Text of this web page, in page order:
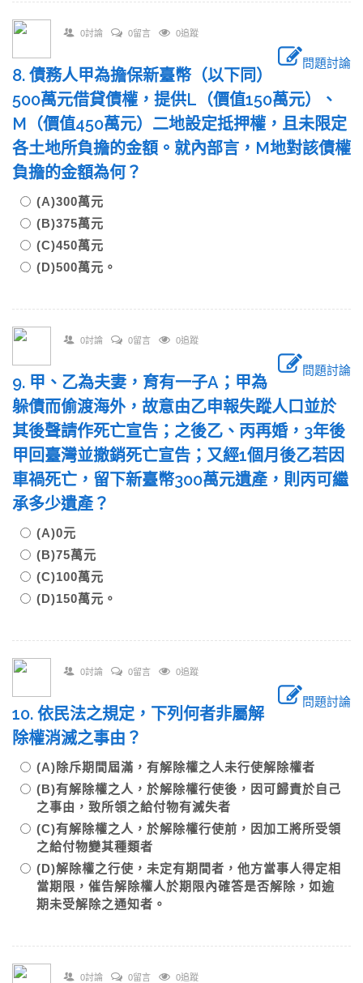
0討論 0留言 0追蹤
問題討論
8. 債務人甲為擔保新臺幣（以下同）
500萬元借貸債權，提供L（價值150萬元）、
M（價值450萬元）二地設定抵押權，且未限定
各土地所負擔的金額。就內部言，M地對該債權
負擔的金額為何？
(A)300萬元
(B)375萬元
(C)450萬元
(D)500萬元。
0討論 0留言 0追蹤
問題討論
9. 甲、乙為夫妻，育有一子A；甲為
躲債而偷渡海外，故意由乙申報失蹤人口並於
其後聲請作死亡宣告；之後乙、丙再婚，3年後
甲回臺灣並撤銷死亡宣告；又經1個月後乙若因
車禍死亡，留下新臺幣300萬元遺產，則丙可繼
承多少遺產？
(A)0元
(B)75萬元
(C)100萬元
(D)150萬元。
0討論 0留言 0追蹤
問題討論
10. 依民法之規定，下列何者非屬解
除權消滅之事由？
(A)除斥期間屆滿，有解除權之人未行使解除權者
(B)有解除權之人，於解除權行使後，因可歸責於自己
之事由，致所領之給付物有滅失者
(C)有解除權之人，於解除權行使前，因加工將所受領
之給付物變其種類者
(D)解除權之行使，未定有期間者，他方當事人得定相
當期限，催告解除權人於期限內確答是否解除，如逾
期未受解除之通知者。
0討論 0留言 0追蹤